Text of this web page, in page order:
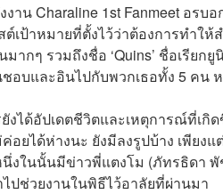
งาน Charaline 1st Fanmeet อร
ต์เป้าหมายที่ตั้งไว้ว่าต้องการทำใ
มากๆ รวมถึงชื่อ ‘Quins’ ชื่อเรีย
อบและอินไปกับพวกเธอทั้ง 5 คน
งได้อัปเดตชีวิตและเหตุการณ์ที่เกิ
อยได้ห่างนะ ยังมีลงรูปบ้าง เพียง
งในนั้นมีข่าวพี่แตงโม (ภัทรธิดา พั
ไปช่วยงานในพิธีไว้อาลัยที่ผ่านมา